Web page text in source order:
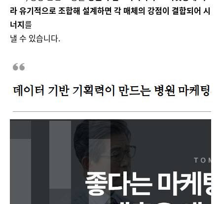
라 유기적으로 조합해 설계하면 각 매체의 강점이 결합되어 시
너지를
낼 수 있습니다.